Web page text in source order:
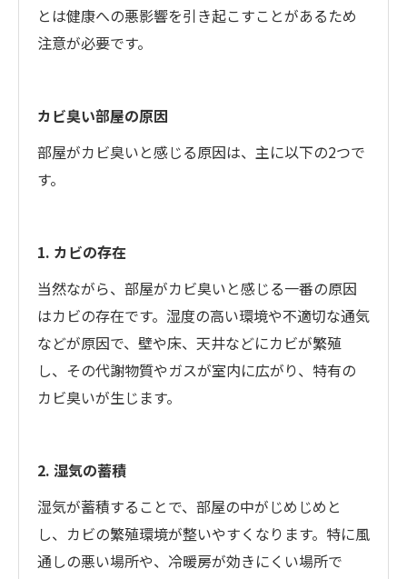
とは健康への悪影響を引き起こすことがあるため
注意が必要です。
カビ臭い部屋の原因
部屋がカビ臭いと感じる原因は、主に以下の2つで
す。
1. カビの存在
当然ながら、部屋がカビ臭いと感じる一番の原因
はカビの存在です。湿度の高い環境や不適切な通気
などが原因で、壁や床、天井などにカビが繁殖
し、その代謝物質やガスが室内に広がり、特有の
カビ臭いが生じます。
2. 湿気の蓄積
湿気が蓄積することで、部屋の中がじめじめと
し、カビの繁殖環境が整いやすくなります。特に風
通しの悪い場所や、冷暖房が効きにくい場所で